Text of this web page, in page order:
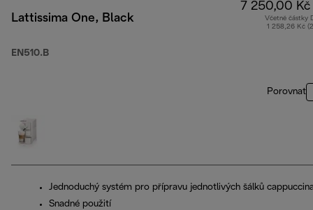
Lattissima One, Black
EN510.B
7 250,00 Kč
Včetně částky
1 258,26 Kč
Porovnat
Jednoduchý systém pro přípravu jednotlivých šálků
Snadné použití